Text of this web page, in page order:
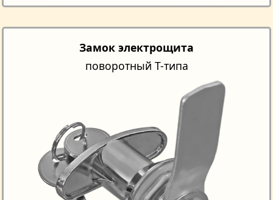
Замок электрощита
поворотный T-типа